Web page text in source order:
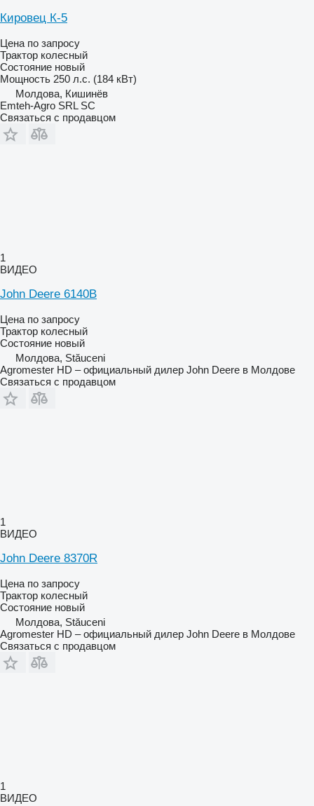
Кировец К-5
Цена по запросу
Трактор колесный
Состояние новый
Мощность 250 л.с. (184 кВт)
Молдова, Кишинёв
Emteh-Agro SRL SC
Связаться с продавцом
1
ВИДЕО
John Deere 6140B
Цена по запросу
Трактор колесный
Состояние новый
Молдова, Stăuceni
Agromester HD – официальный дилер John Deere в Молдове
Связаться с продавцом
1
ВИДЕО
John Deere 8370R
Цена по запросу
Трактор колесный
Состояние новый
Молдова, Stăuceni
Agromester HD – официальный дилер John Deere в Молдове
Связаться с продавцом
1
ВИДЕО